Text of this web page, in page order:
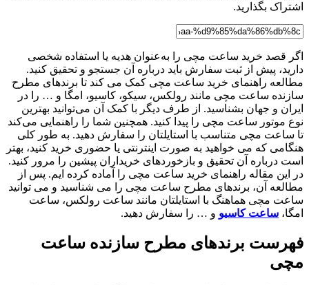
اشتراک بگذارید.
اگر قصد خرید ساعت مچی را به‌عنوان هدیه یا استفاده شخصی
دارید، پیش از ثبت سفارش باید درباره آن جستجو و تحقیق کنید.
مطالعه راهنمای خرید ساعت مچی کمک می‌ کند تا برندهای مطرح
سازنده ساعت مچی مانند رولکس، سیکو، کاسیو، امگا و … را در
ایران و جهان بشناسید. از طرف دیگر با کمک آن می‌توانید بهترین
نوع موتور ساعت مچی را پیدا کنید. همچنین شما را راهنمایی می‌کند
تا ساعت مچی متناسب با استایلتان را سفارش دهید. به طور کلی
هنگامی که می ‌خواهید به صورت اینترنتی یا حضوری خرید کنید، بهتر
است درباره آن تحقیق و بازخوردهای خریداران پیشین را مرور کنید.
در این مقاله راهنمای خرید ساعت مچی را آماده کرده ‌ایم. پس از
مطالعه آن، برندهای مطرح ساعت مچی را می ‌شناسید و می ‌توانید
ساعت مچی هماهنگ با استایلتان مانند ساعت رولکس، ساعت
امگا، ساعت کاسیو و … را سفارش دهید.
فهرست برندهای مطرح سازنده ساعت
مچی